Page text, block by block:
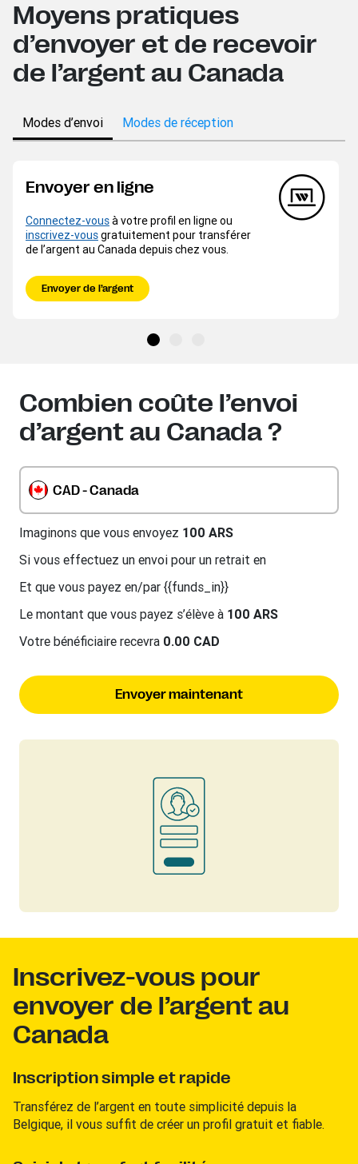
Moyens pratiques
d’envoyer et de recevoir
de l’argent au Canada
Modes d’envoi Modes de réception
Envoyer en ligne
Connectez-vousà votre profil en ligne ou
inscrivez-vousgratuitement pour transférer
de l’argent au Canada depuis chez vous.
Envoyer de l’argent
Combien coûte l’envoi
d’argent au Canada ?
CAD - Canada
Imaginons que vous envoyez 100 ARS
Si vous effectuez un envoi pour un retrait en
Et que vous payez en/par {{funds_in}}
Le montant que vous payez s’élève à 100 ARS
Votre bénéficiaire recevra 0.00 CAD
Envoyer maintenant
Inscrivez-vous pour
envoyer de l’argent au
Canada
Inscription simple et rapide
Transférez de l’argent en toute simplicité depuis la
Belgique, il vous suffit de créer un profil gratuit et fiable.